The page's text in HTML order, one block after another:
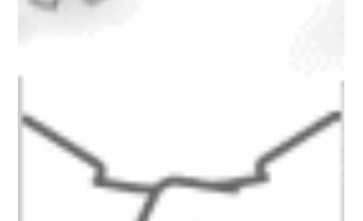
「2013 Japan IT Week 秋」出展のお知
らせ
モバイル＆地図で社会に貢献する「マップクエストの最新ソリ
ューション」をご紹介 マップクエストは、2013年10月23日から
25日まで幕張メッセ（千葉市）で開催される「2013 Japan IT
Week 秋」にて、スマートフォン＆モバイル EXPO に出展しま